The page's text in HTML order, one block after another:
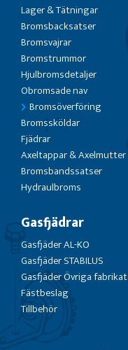
Lager & Tätningar
Bromsbacksatser
Bromsvajrar
Bromstrummor
Hjulbromsdetaljer
Obromsade nav
Bromsöverföring
Bromssköldar
Fjädrar
Axeltappar & Axelmutter
Bromsbandssatser
Hydraulbroms
Gasfjädrar
Gasfjäder AL-KO
Gasfjäder STABILUS
Gasfjäder Övriga fabrikat
Fästbeslag
Tillbehör